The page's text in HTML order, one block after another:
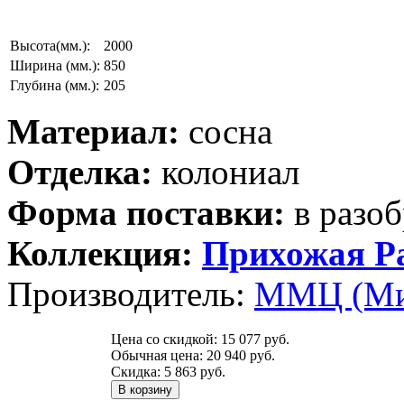
Высота(мм.):
2000
Ширина (мм.): 850
Глубина (мм.): 205
Материал: сосна
Отделка: колониал
Форма поставки: в
Коллекция: Прихожая
Производитель: ММЦ
Цена со скидкой: 15 077 руб.
Обычная цена: 20 940 руб.
Скидка: 5 863 руб.